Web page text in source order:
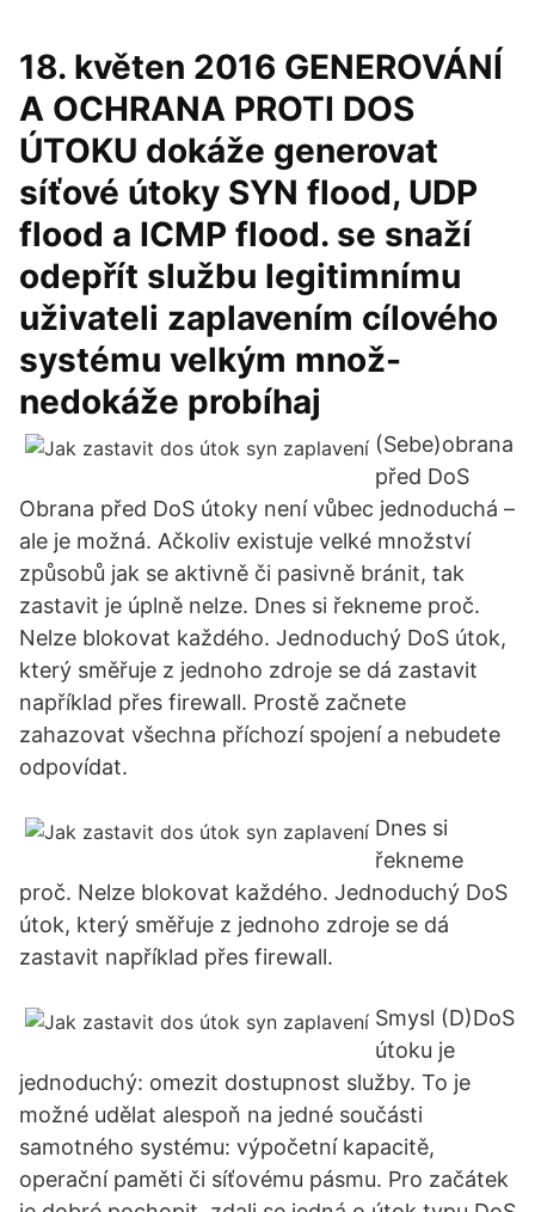
18. květen 2016 GENEROVÁNÍ
A OCHRANA PROTI DOS
ÚTOKU dokáže generovat
síťové útoky SYN flood, UDP
flood a ICMP flood. se snaží
odepřít službu legitimnímu
uživateli zaplavením cílového
systému velkým množ-
nedokáže probíhaj
(Sebe)obrana
před DoS
Obrana před DoS útoky není vůbec jednoduchá –
ale je možná. Ačkoliv existuje velké množství
způsobů jak se aktivně či pasivně bránit, tak
zastavit je úplně nelze. Dnes si řekneme proč.
Nelze blokovat každého. Jednoduchý DoS útok,
který směřuje z jednoho zdroje se dá zastavit
například přes firewall. Prostě začnete
zahazovat všechna příchozí spojení a nebudete
odpovídat.
Dnes si
řekneme
proč. Nelze blokovat každého. Jednoduchý DoS
útok, který směřuje z jednoho zdroje se dá
zastavit například přes firewall.
Smysl (D)DoS
útoku je
jednoduchý: omezit dostupnost služby. To je
možné udělat alespoň na jedné součásti
samotného systému: výpočetní kapacitě,
operační paměti či síťovému pásmu. Pro začátek